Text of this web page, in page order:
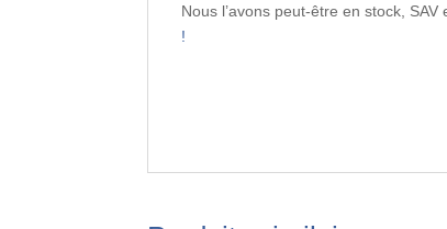
Nous l’avons peut-être en stock,
!